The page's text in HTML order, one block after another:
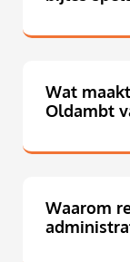
Wat
Oldambt
Waarom